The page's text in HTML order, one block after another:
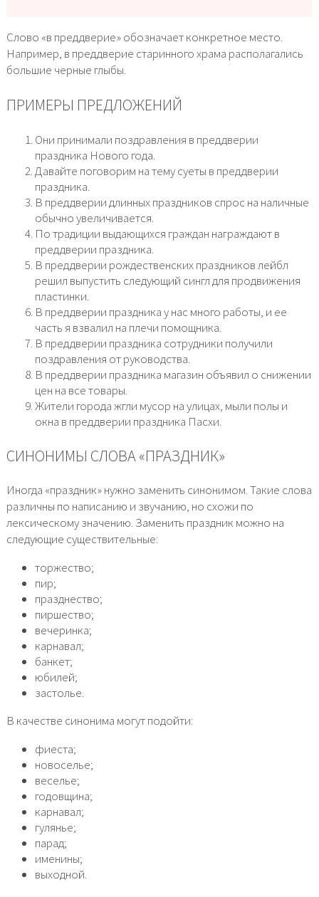
Слово «в преддверие» обозначает конкретное место.
Например, в преддверие старинного храма располагались
большие черные глыбы.
ПРИМЕРЫ ПРЕДЛОЖЕНИЙ
Они принимали поздравления в преддверии
праздника Нового года.
Давайте поговорим на тему суеты в преддверии
праздника.
В преддверии длинных праздников спрос на наличные
обычно увеличивается.
По традиции выдающихся граждан награждают в
преддверии праздника.
В преддверии рождественских праздников лейбл
решил выпустить следующий сингл для продвижения
пластинки.
В преддверии праздника у нас много работы, и ее
часть я взвалил на плечи помощника.
В преддверии праздника сотрудники получили
поздравления от руководства.
В преддверии праздника магазин объявил о снижении
цен на все товары.
Жители города жгли мусор на улицах, мыли полы и
окна в преддверии праздника Пасхи.
СИНОНИМЫ СЛОВА «ПРАЗДНИК»
Иногда «праздник» нужно заменить синонимом. Такие слова
различны по написанию и звучанию, но схожи по
лексическому значению. Заменить праздник можно на
следующие существительные:
торжество;
пир;
празднество;
пиршество;
вечеринка;
карнавал;
банкет;
юбилей;
застолье.
В качестве синонима могут подойти:
фиеста;
новоселье;
веселье;
годовщина;
карнавал;
гулянье;
парад;
именины;
выходной.